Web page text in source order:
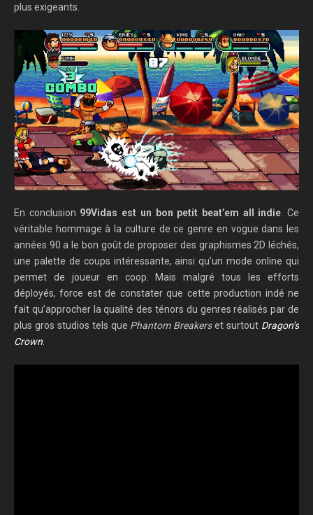
plus exigeants.
En conclusion 99Vidas est un bon petit beat’em all indie . Ce
véritable hommage à la culture de ce genre en vogue dans les
années 90 a le bon goût de proposer des graphismes 2D léchés,
une palette de coups intéressante, ainsi qu’un mode online qui
permet de joueur en coop. Mais malgré tous les efforts
déployés, force est de constater que cette production indé ne
fait qu’approcher la qualité des ténors du genres réalisés par de
plus gros studios tels que Phantom Breakerset surtout Dragon’s
Crown